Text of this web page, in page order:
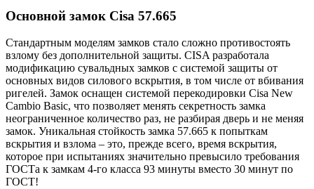
Основной замок Cisa 57.665
Стандартным моделям замков стало сложно противостоять
взлому без дополнительной защиты. CISA разработала
модификацию сувальдных замков с системой защиты от
основных видов силового вскрытия, в том числе от вбивания
ригелей. Замок оснащен системой перекодировки Cisa New
Cambio Basic, что позволяет менять секретность замка
неограниченное количество раз, не разбирая дверь и не меняя
замок. Уникальная стойкость замка 57.665 к попыткам
вскрытия и взлома – это, прежде всего, время вскрытия,
которое при испытаниях значительно превысило требования
ГОСТа к замкам 4-го класса 93 минуты вместо 30 минут по
ГОСТ!